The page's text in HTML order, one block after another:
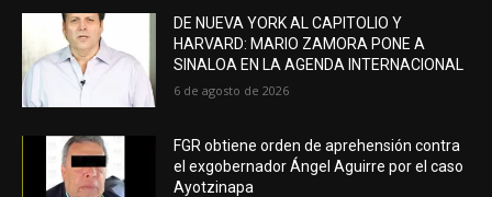
DE NUEVA YORK AL CAPITOLIO Y
HARVARD: MARIO ZAMORA PONE A
SINALOA EN LA AGENDA INTERNACIONAL
6 de agosto de 2026
FGR obtiene orden de aprehensión contra
el exgobernador Ángel Aguirre por el caso
Ayotzinapa